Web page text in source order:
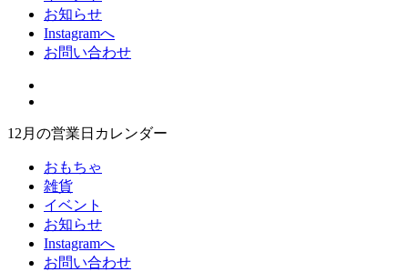
お知らせ
Instagramへ
お問い合わせ
12月の営業日カレンダー
おもちゃ
雑貨
イベント
お知らせ
Instagramへ
お問い合わせ